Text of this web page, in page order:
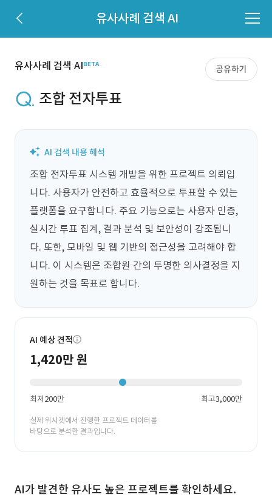
유사사례 검색 AI
유사사례 검색 AI 공유하기
조합 전자투표
조합 전자투표 시스템 개발을 위한 프로젝트 의뢰입
니다. 사용자가 안전하고 효율적으로 투표할 수 있는
플랫폼을 요구합니다. 주요 기능으로는 사용자 인증,
실시간 투표 집계, 결과 분석 및 보안성이 강조됩니
다. 또한, 모바일 및 웹 기반의 접근성을 고려해야 합
니다. 이 시스템은 조합원 간의 투명한 의사결정을 지
원하는 것을 목표로 합니다.
AI 예상 견적
1,420만 원
최저200만 최고3,000만
실제 위시켓에서 진행한 프로젝트 데이터를
바탕으로 분석한 결과입니다.
AI가 발견한 유사도 높은 프로젝트를 확인하세요.